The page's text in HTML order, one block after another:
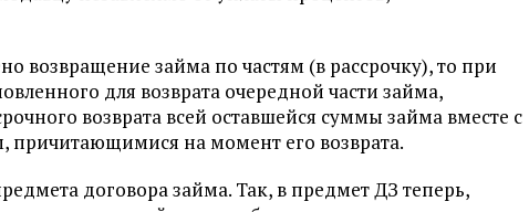
возвращение займа по частям (в рассрочку), то при
для возврата очередной части займа,
возврата всей оставшейся суммы займа вместе с
причитающимися на момент его возврата.
договора займа. Так, в предмет ДЗ теперь,